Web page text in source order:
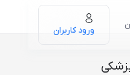
ورود کاربران